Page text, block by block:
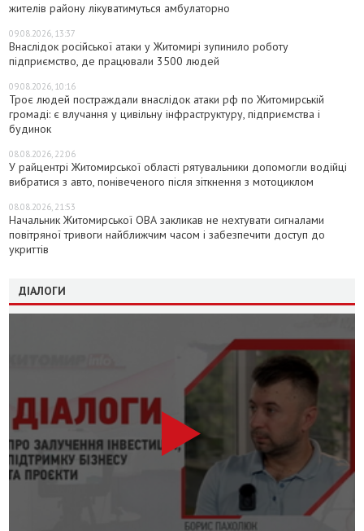
жителів району лікуватимуться амбулаторно
09.08.2026, 13:37
Внаслідок російської атаки у Житомирі зупинило роботу
підприємство, де працювали 3500 людей
09.08.2026, 10:16
Троє людей постраждали внаслідок атаки рф по Житомирській
громаді: є влучання у цивільну інфраструктуру, підприємства і
будинок
08.08.2026, 22:06
У райцентрі Житомирської області рятувальники допомогли водійці
вибратися з авто, понівеченого після зіткнення з мотоциклом
08.08.2026, 21:53
Начальник Житомирської ОВА закликав не нехтувати сигналами
повітряної тривоги найближчим часом і забезпечити доступ до
укриттів
ДІАЛОГИ